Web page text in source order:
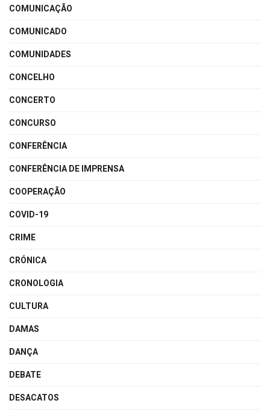
COMUNICAÇÃO
COMUNICADO
COMUNIDADES
CONCELHO
CONCERTO
CONCURSO
CONFERÊNCIA
CONFERÊNCIA DE IMPRENSA
COOPERAÇÃO
COVID-19
CRIME
CRÓNICA
CRONOLOGIA
CULTURA
DAMAS
DANÇA
DEBATE
DESACATOS